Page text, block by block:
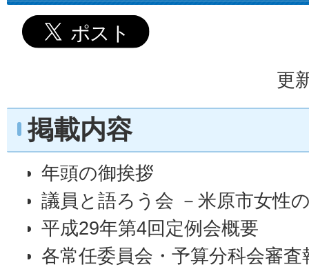
更
掲載内容
年頭の御挨拶
議員と語ろう会 －米原市女性
平成29年第4回定例会概要
各常任委員会・予算分科会審査